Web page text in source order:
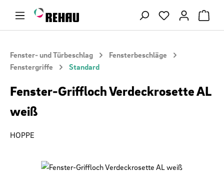
Zum Hauptinhalt springen Du hast 0
Fenster- und Türbeschlag
Fensterbeschläge
Fenstergriffe
Standard
Fenster-Griffloch Verdeckrosette AL
weiß
HOPPE
Bildergalerie überspringen